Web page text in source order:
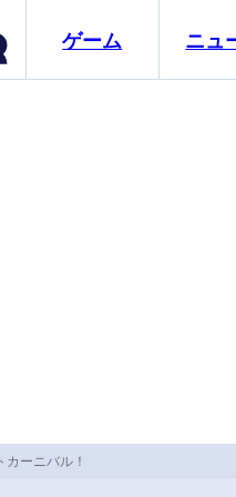
ゲーム ニュ
ーニバル！